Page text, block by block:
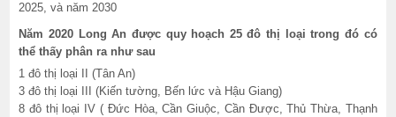
2025, và năm 2030
Năm 2020 Long An được quy hoạch 25 đô thị loại trong đó có
thể thấy phân ra như sau
1 đô thị loại II (Tân An)
3 đô thị loại III (Kiến tường, Bến lức và Hậu Giang)
8 đô thị loại IV ( Đức Hòa, Cần Giuộc, Cần Được, Thủ Thừa, Thạnh